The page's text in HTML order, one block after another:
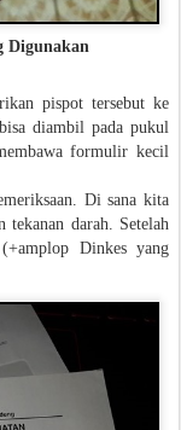
Digunakan
pispot tersebut ke
diambil pada pukul
formulir kecil
Di sana kita
tekanan darah. Setelah
Dinkes yang